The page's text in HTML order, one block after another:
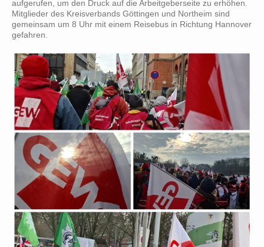
aufgerufen, um den Druck auf die Arbeitgeberseite zu erhöhen.
Mitglieder des Kreisverbands Göttingen und Northeim sind
gemeinsam um 8 Uhr mit einem Reisebus in Richtung Hannover
gefahren.